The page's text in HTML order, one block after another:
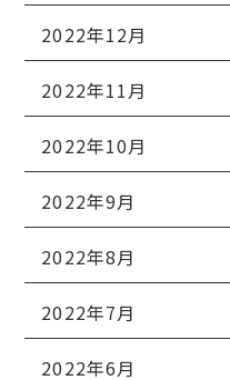
2022年12月
2022年11月
2022年10月
2022年9月
2022年8月
2022年7月
2022年6月